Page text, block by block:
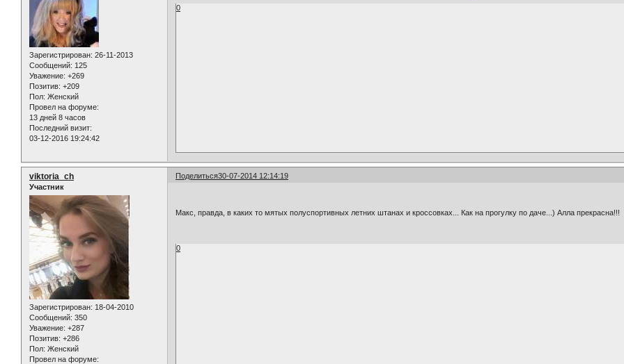
Зарегистрирован: 26-11-2013
Сообщений: 125
Уважение: +269
Позитив: +209
Пол: Женский
Провел на форуме:
13 дней 8 часов
Последний визит:
03-12-2016 19:24:42
0
Поделиться30-07-2014 12:14:19
viktoria_ch
Участник
Зарегистрирован: 18-04-2010
Сообщений: 350
Уважение: +287
Позитив: +286
Пол: Женский
Провел на форуме:
Макс, правда, в каких то мятых полуспортивных летних штанах и кроссовках... Как на прогулку по даче...) Алла прекрасна!!!
0